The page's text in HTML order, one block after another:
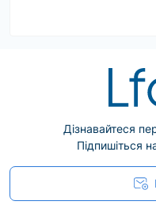
Дізнавайтеся
Підпишіться